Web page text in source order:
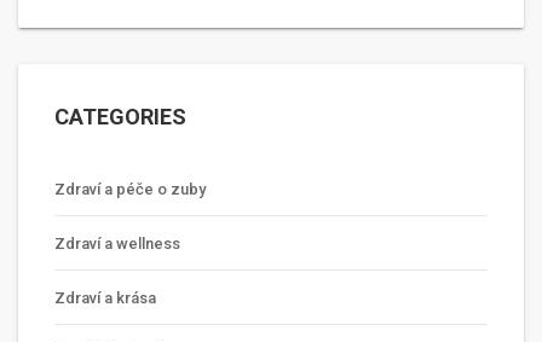
CATEGORIES
Zdraví a péče o zuby
Zdraví a wellness
Zdraví a krása